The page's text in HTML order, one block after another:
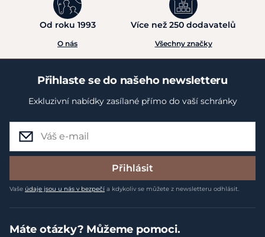
Od roku 1993
O nás
Více než 250 dodavatelů
Všechny značky
Přihlaste se do našeho newsletteru
Exkluzivní nabídky zasílané přímo do vaší schránky
Přihlásit
Vaše údaje jsou u nás v bezpečí a kdykoliv se můžete z newsletteru odhlásit.
Máte otázky? Můžeme pomoci.